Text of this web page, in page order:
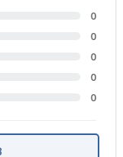
0
0
0
0
0